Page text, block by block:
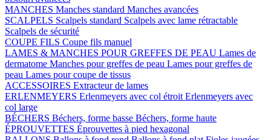
MANCHES Manches standard Manches avancées
SCALPELS Scalpels standard Scalpels avec lame rétractable
Scalpels de sécurité
COUPE FILS Coupe fils manuel
LAMES & MANCHES POUR GREFFES DE PEAU Lames de
dermatome Manches pour greffes de peau Lames pour greffes de
peau Lames pour coupe de tissus
ACCESSOIRES Extracteur de lames
ERLENMEYERS Erlenmeyers avec col étroit Erlenmeyers avec
col large
BÉCHERS Béchers, forme basse Béchers, forme haute
ÉPROUVETTES Éprouvettes à pied hexagonal